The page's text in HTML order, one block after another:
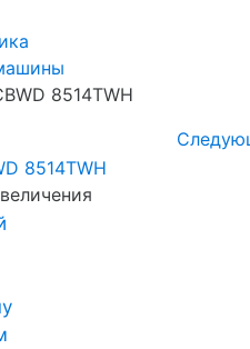
8514TWH